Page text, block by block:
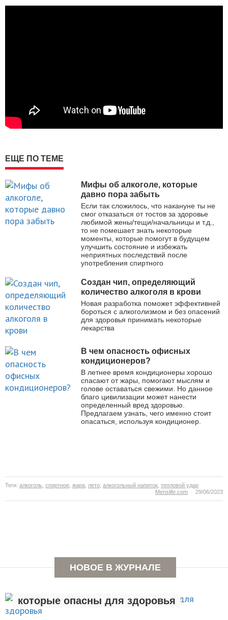
ЕЩЕ ПО ТЕМЕ
Мифы об алкоголе, которые
давно пора забыть
Если так сложилось, что накануне ты не
смог отказаться от тостов за здоровье
любимой жены/тещи/начальницы и т.д.,
то не помешает знать некоторые
моменты, которые помогут в будущем
улучшить состояние и избежать
неприятных последствий после
употребления спиртного
Создан чип, определяющий
количество алкоголя в крови
Новая разработка поможет эффективней
бороться с алкоголизмом и без опасений
для здоровья принимать некоторые
лекарства
В чем опасность офисных
кондиционеров?
В летнее время кондиционеры хорошо
спасают от жары, помогают мыслям и
голове оставаться свежими. Но данное
благо цивилизации может нанести
определенный вред здоровью.
Предлагаем узнать, чего именно стоит
опасаться, используя кондиционер.
Теги: алкоголь спиртное жара лето алкогольный напиток тепловой удар
29/06/2023
Menslife.com
НОВОЕ В ЖУРНАЛЕ
которые опасны для здоровья